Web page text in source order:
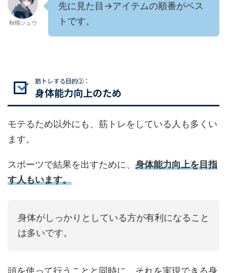
秋晴シュウ
先に見た目→アイテムの順番がベス
トです。
筋トレする目的②：
身体能力向上のため
モテるため以外にも、筋トレをしている人も多くい
ます。
スポーツで結果を出すために、 身体能力向上を目指
す人もいます。
身体がしっかりとしている方が有利になること
は多いです。
頭を使って行うことと同時に、それを実現できる身